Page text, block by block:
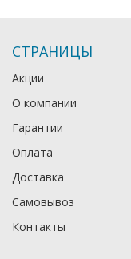
СТРАНИЦЫ
Акции
О компании
Гарантии
Оплата
Доставка
Самовывоз
Контакты